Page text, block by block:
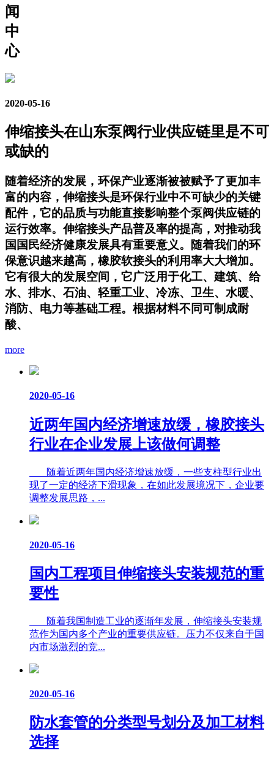
闻
中
心
2020-05-16
伸缩接头在山东泵阀行业供应链里是不可
或缺的
随着经济的发展，环保产业逐渐被被赋予了更加丰
富的内容，伸缩接头是环保行业中不可缺少的关键
配件，它的品质与功能直接影响整个泵阀供应链的
运行效率。伸缩接头产品普及率的提高，对推动我
国国民经济健康发展具有重要意义。随着我们的环
保意识越来越高，橡胶软接头的利用率大大增加。
它有很大的发展空间，它广泛用于化工、建筑、给
水、排水、石油、轻重工业、冷冻、卫生、水暖、
消防、电力等基础工程。根据材料不同可制成耐
酸、
more
2020-05-16
近两年国内经济增速放缓，橡胶接头
行业在企业发展上该做何调整
随着近两年国内经济增速放缓，一些支柱型行业出
现了一定的经济下滑现象，在如此发展境况下，企业要
调整发展思路，...
2020-05-16
国内工程项目伸缩接头安装规范的重
要性
随着我国制造工业的逐渐年发展，伸缩接头安装规
范作为国内多个产业的重要供应链。压力不仅来自于国
内市场激烈的竞...
2020-05-16
防水套管的分类型号划分及加工材料
选择